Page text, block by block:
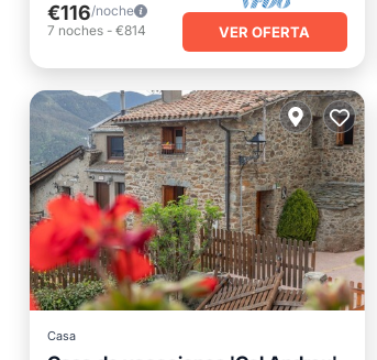
€116/noche
7 noches - €814 VER OFERTA
Casa